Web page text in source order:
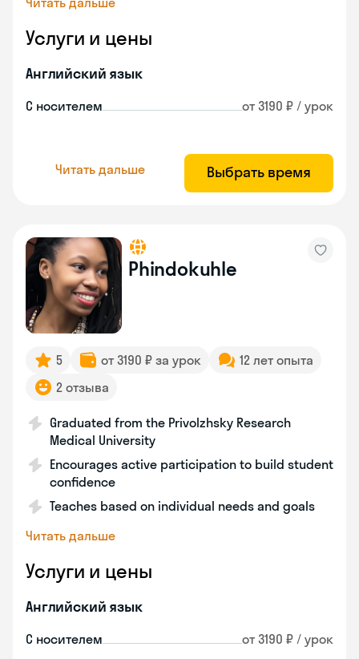
Услуги и цены
Английский язык
С носителем от 3190 ₽ / урок
Читать дальше Выбрать время
Phindokuhle
5 от 3190 ₽ за урок
12 лет опыта
2 отзыва
Graduated from the Privolzhsky Research
Medical University
Encourages active participation to build student
confidence
Teaches based on individual needs and goals
Читать дальше
Услуги и цены
Английский язык
С носителем от 3190 ₽ / урок